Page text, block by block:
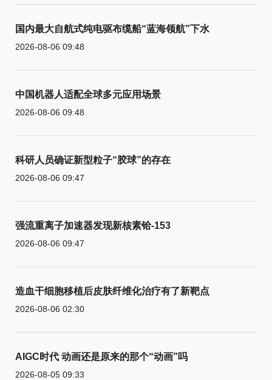
国内最大自航式纯电驱布缆船“蓝海领航”下水
2026-08-06 09:48
中国机器人适配全球多元应用场景
2026-08-06 09:48
科研人员确证新型粒子“胶球”的存在
2026-08-06 09:47
强流重离子加速器发现新核素铪-153
2026-08-06 09:47
造血干细胞移植后皮肤纤维化治疗有了新靶点
2026-08-06 02:30
AIGC时代 动画还是原来的那个“动画”吗
2026-08-05 09:33